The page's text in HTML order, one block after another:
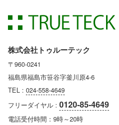
株式会社トゥルーテック
〒960-0241
福島県福島市笹谷字釜川原4-6
TEL : 024-558-4649
フリーダイヤル : 0120-85-4649
電話受付時間：9時～20時